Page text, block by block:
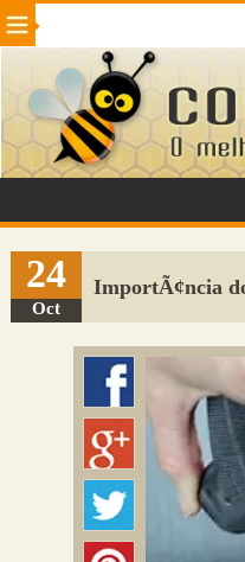
Beleza Cinema e TV
Internet Jogos NotÃ­cias
VeÃ­culos Adulto
Sugerir Link
Adicionar Blog
Colmeia Exchange
24
Oct
ImportÃ¢ncia